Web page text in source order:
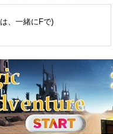
、一緒にFで)